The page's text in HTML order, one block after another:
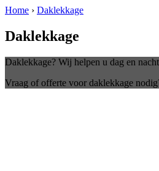
Home › Daklekkage
Daklekkage
Daklekkage? Wij helpen u dag en
Vraag of offerte voor daklekkage